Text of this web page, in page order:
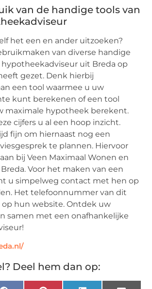
van de handige tools van
het een en ander uitzoeken?
van diverse handige
hypotheekadviseur uit Breda op
gezet. Denk hierbij
een tool waarmee u uw
kunt berekenen of een tool
maximale hypotheek berekent.
cijfers u al een hoop inzicht.
fijn om hiernaast nog een
te plannen. Hiervoor
bij Veen Maximaal Wonen en
Voor het maken van een
u simpelweg contact met hen op
Het telefoonnummer van dit
hun website. Ontdek uw
samen met een onafhankelijke
Deel hem dan op: